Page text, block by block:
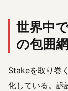
世界中
の包囲網
Stakeを取り巻
化している。訴